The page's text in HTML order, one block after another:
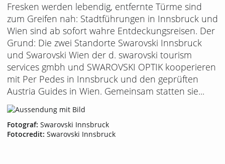
Fresken werden lebendig, entfernte Türme sind
zum Greifen nah: Stadtführungen in Innsbruck und
Wien sind ab sofort wahre Entdeckungsreisen. Der
Grund: Die zwei Standorte Swarovski Innsbruck
und Swarovski Wien der d. swarovski tourism
services gmbh und SWAROVSKI OPTIK kooperieren
mit Per Pedes in Innsbruck und den geprüften
Austria Guides in Wien. Gemeinsam statten sie...
Fotograf: Swarovski Innsbruck
Fotocredit: Swarovski Innsbruck